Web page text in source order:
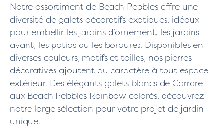
Notre assortiment de Beach Pebbles offre une
diversité de galets décoratifs exotiques, idéaux
pour embellir les jardins d’ornement, les jardins
avant, les patios ou les bordures. Disponibles en
diverses couleurs, motifs et tailles, nos pierres
décoratives ajoutent du caractère à tout espace
extérieur. Des élégants galets blancs de Carrare
aux Beach Pebbles Rainbow colorés, découvrez
notre large sélection pour votre projet de jardin
unique.